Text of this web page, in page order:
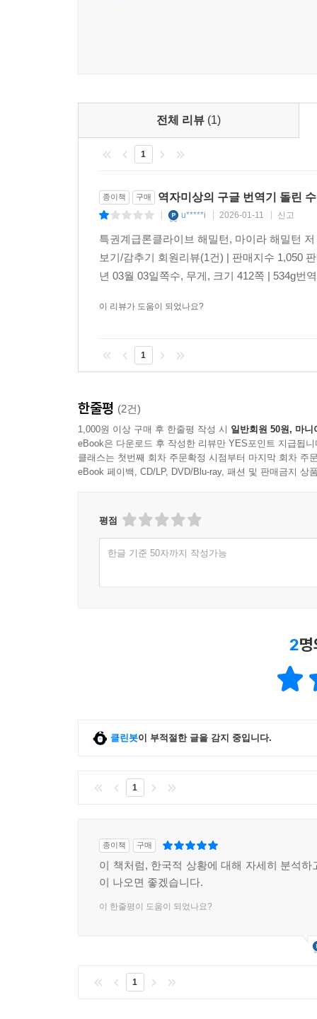
활용이라는 목표를 좌절시키면서 능력주의의 이
『특권계급론』은 온갖 방식으로 특권기계가
상호작용에서 어떻게 나타나는지를 파헤친다.
사회의 모든 성원이 이 기계의 한 톱니로서, 기
특권기계의 내구성을 보면, 자유민주주의 사회
부유층이 사회 담론을 주도하고 통제한다
“우리의 관심사는 부유층 엘리트들이 어떻게
관해 이야기한다. 하나같이 신자유주의자들
담론을 통제하는 사람이 승리자이다. 그렇다면
통제한다”(318쪽)고 말한다. 가장 주요한 담론
지원하면서 사회의 중요한 공적 논쟁에서 주도
단체들은 주변으로 밀어내는 것이다.”(210쪽)
이처럼 엘리트 특권계급들은 모든 행운을 독
초행위자처럼 다음과 같은 담론을 주도한다고 적
ㆍ극단적 부를 자애로운 것으로 보이게 만든다.
문제에 대해 분통을 터뜨리지만 아무 성과도
그런데 이 거대한 모순은 왜 바뀌지 않는가? 무
전담하는 은행 부서, 조세 피난처에 페이퍼컴퍼
탈세에 성공하면, 다른 시민들이 세입 공백을 메
권리와 보호를 향상시킴으로써 소득과 자산 분
상류층 전용 학교인 사립학교는 특권이 대물림
전면 수정해야 한다. “엘리트 학교를 위한 세금
전체 리뷰 (1)
1
종이책 구매 역자미상의 구글 번역기 돌린
u*****i 2026-01-11 신고
특권계급론클라이브 해밀턴, 마이라 해밀턴
보기/감추기 회원리뷰(1건) | 판매지수 1,050
년 03월 03일쪽수, 무게, 크기 412쪽 | 534g번
이 리뷰가 도움이 되었나요?
1
한줄평 (2건)
1,000원 이상 구매 후 한줄평 작성 시 일반회원 50원, 마니
eBook은 다운로드 후 작성한 리뷰만 YES포인트 지급됩니
클래스는 첫번째 회차 주문확정 시점부터 마지막 회차 주
eBook 페이백, CD/LP, DVD/Blu-ray, 패션 및 판매금지 상
평점
한글 기준 50자까지 작성가능
2
클린봇이 부적절한 글을 감지 중입니다.
1
종이책 구매
이 책처럼, 한국적 상황에 대해 자세히 분석하
이 나오면 좋겠습니다.
이 한줄평이 도움이 되었나요?
1